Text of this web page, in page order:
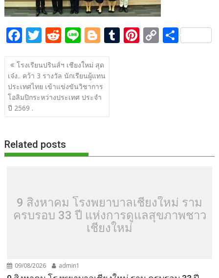
F
ac
e
b
o
o
T
w
itt
er
R
e
d
di
t
Li
n
e
Bl
o
g
g
er
T Pi C S
แนะแนว
เรื่อง
โรงเรียนปรินส์ฯ เชียงใหม่ สุด
เจ๋ง.. คว้า 3 รางวัล นักเรียนผู้แทน
ประเทศไทย เข้าแข่งขันวิชาการ
โอลิมปิกระหว่างประเทศ ประจำ
ปี 2569 .
Related posts
9 สิงหาคม โรงพยาบาลเชียงใหม่ ราม
ครบรอบ 33 ปี แห่งการดูแลสุขภาพชาว
เชียงใหม่
09/08/2026 admin1